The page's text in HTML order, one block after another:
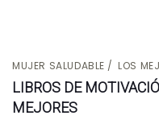
MUJER SALUDABLE LOS
LIBROS DE
MEJORES